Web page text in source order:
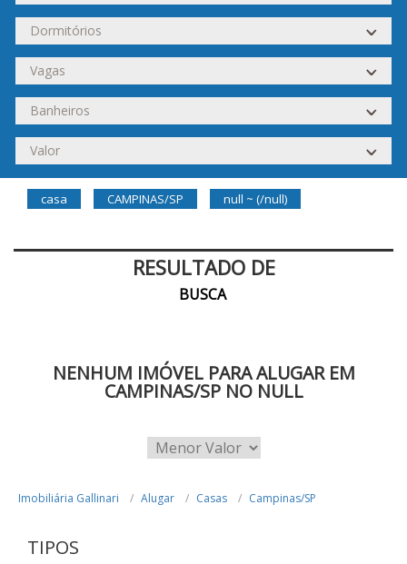
casa CAMPINAS/SP null ~ (/null)
RESULTADO DE
BUSCA
NENHUM IMÓVEL PARA ALUGAR EM
CAMPINAS/SP NO NULL
Imobiliária Gallinari Alugar Casas Campinas/SP
TIPOS